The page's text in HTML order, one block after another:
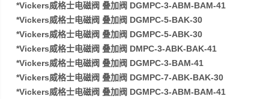
*Vickers威格士电磁阀 叠加阀 DGMPC-3-ABM-BAM-41
*Vickers威格士电磁阀 叠加阀 DGMPC-5-BAK-30
*Vickers威格士电磁阀 叠加阀 DGMPC-5-ABK-30
*Vickers威格士电磁阀 叠加阀 DMPC-3-ABK-BAK-41
*Vickers威格士电磁阀 叠加阀 DGMPC-3-BAM-41
*Vickers威格士电磁阀 叠加阀 DGMPC-7-ABK-BAK-30
*Vickers威格士电磁阀 叠加阀 DGMPC-3-ABM-BAM-41